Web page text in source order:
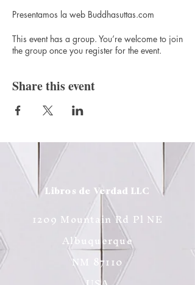
Presentamos la web Buddhasuttas.com
This event has a group. You’re welcome to join
the group once you register for the event.
Share this event
Libros de Verdad LLC
1209 Mountain Rd Pl NE
Albuquerque
NM 87110